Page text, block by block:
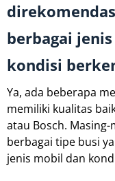
berbagai
kondisi
Ya, ada beberapa
memiliki kualitas
atau Bosch.
berbagai tipe busi
jenis mobil dan